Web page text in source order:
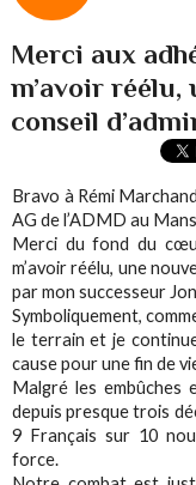
Merci aux
m’avoir réélu,
conseil
Bravo à Rémi
AG de l’ADMD au
Merci du fond du
m’avoir réélu, une
par mon successeur
Symboliquement,
le terrain et je
cause pour une fin de
Malgré les embûches
depuis presque trois
9 Français sur 10
force.